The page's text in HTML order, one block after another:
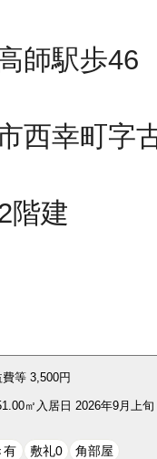
師駅歩46
西幸町字
階建
費等 3,500円
㎡ 入居日 2026年9月上旬
有 敷礼0 角部屋